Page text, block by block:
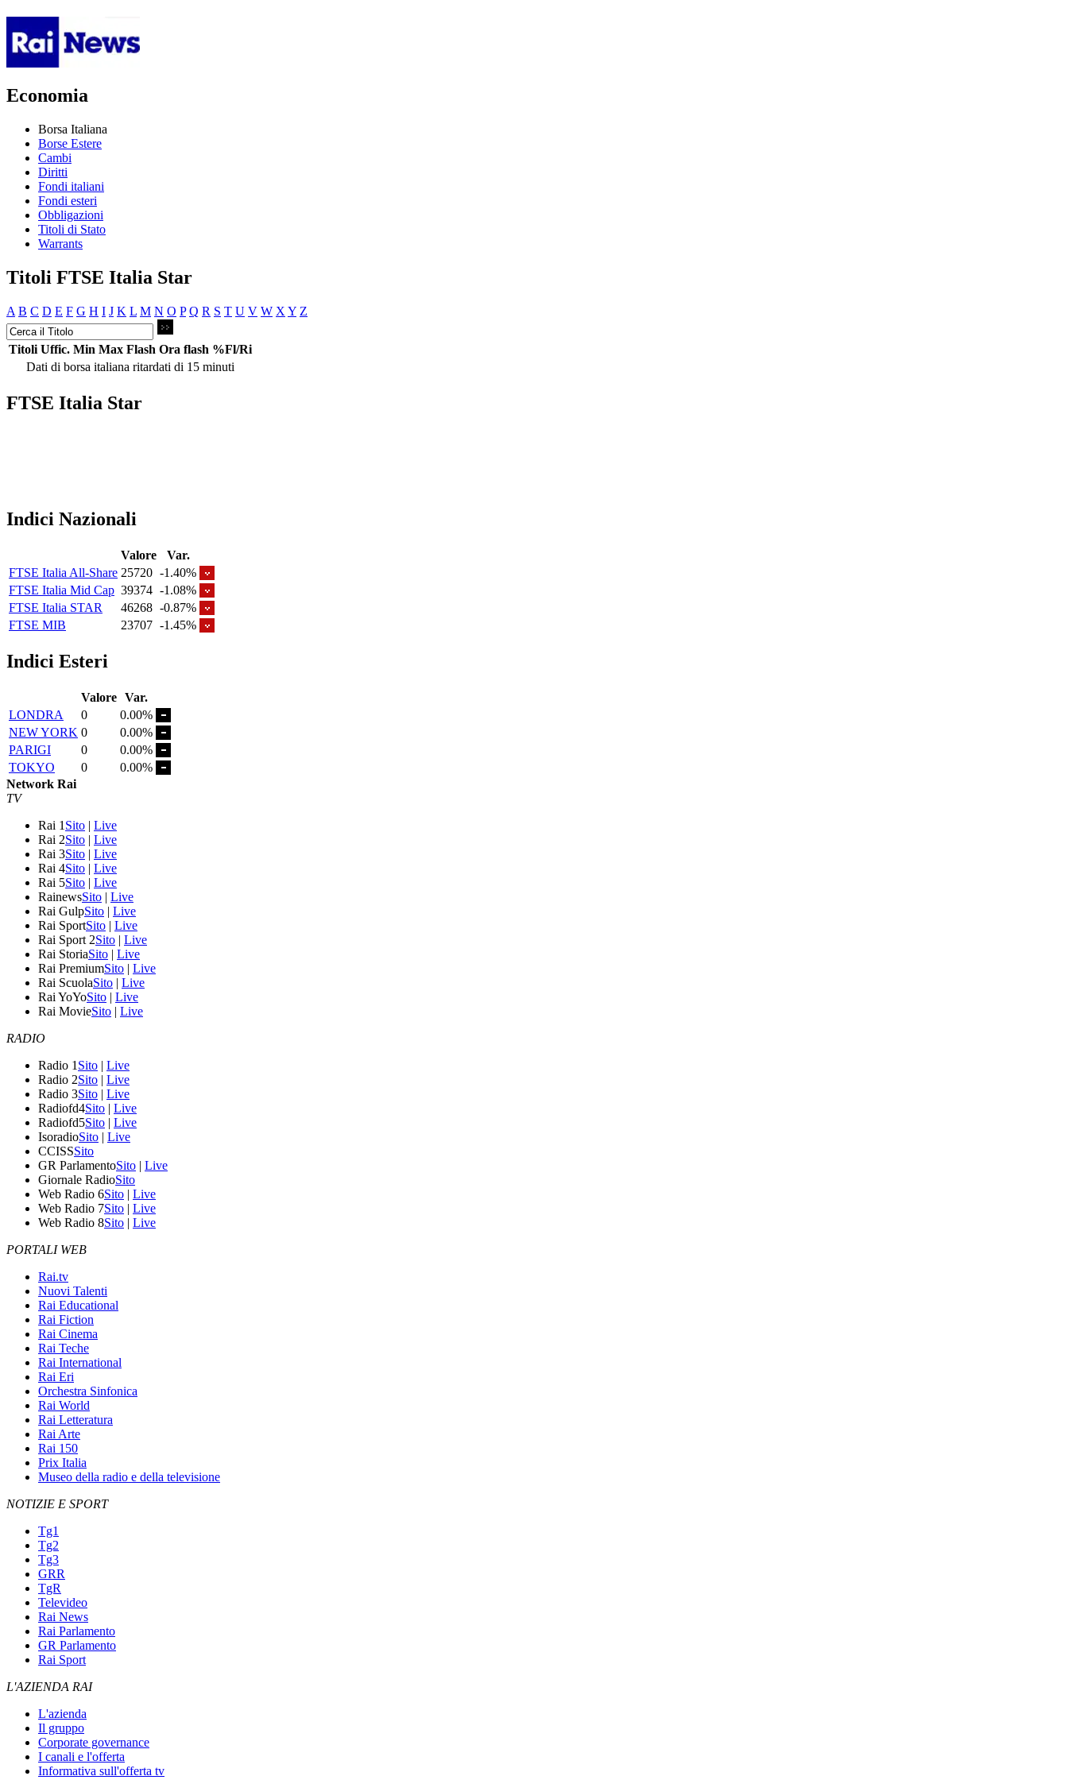
Economia
Borsa Italiana
Borse Estere
Cambi
Diritti
Fondi italiani
Fondi esteri
Obbligazioni
Titoli di Stato
Warrants
Titoli FTSE Italia Star
A B C D E F G H I J K L M N O P Q R S T U V W X Y Z
Titoli Uffic. Min Max Flash Ora flash %Fl/Ri
Dati di borsa italiana ritardati di 15 minuti
FTSE Italia Star
Indici Nazionali
Valore
Var.
FTSE Italia All-Share 25720 -1.40%
FTSE Italia Mid Cap 39374 -1.08%
FTSE Italia STAR
46268 -0.87%
FTSE MIB
23707 -1.45%
Indici Esteri
Valore Var.
LONDRA
0
0.00%
NEW YORK 0
0.00%
PARIGI
0
0.00%
TOKYO
0
0.00%
Network Rai
TV
Rai 1 Sito | Live
Rai 2Sito | Live
Rai 3Sito | Live
Rai 4Sito | Live
Rai 5Sito | Live
RainewsSito | Live
Rai GulpSito | Live
Rai SportSito | Live
Rai Sport 2Sito | Live
Rai StoriaSito | Live
Rai PremiumSito | Live
Rai ScuolaSito | Live
Rai YoYoSito | Live
Rai MovieSito | Live
RADIO
Radio 1 Sito | Live
Radio 2Sito | Live
Radio 3Sito | Live
Radiofd4Sito | Live
Radiofd5Sito | Live
IsoradioSito | Live
CCISSSito
GR ParlamentoSito | Live
Giornale RadioSito
Web Radio 6Sito | Live
Web Radio 7Sito | Live
Web Radio 8Sito | Live
PORTALI WEB
Rai.tv
Nuovi Talenti
Rai Educational
Rai Fiction
Rai Cinema
Rai Teche
Rai International
Rai Eri
Orchestra Sinfonica
Rai World
Rai Letteratura
Rai Arte
Rai 150
Prix Italia
Museo della radio e della televisione
NOTIZIE E SPORT
Tg1
Tg2
Tg3
GRR
TgR
Televideo
Rai News
Rai Parlamento
GR Parlamento
Rai Sport
L'AZIENDA RAI
L'azienda
Il gruppo
Corporate governance
I canali e l'offerta
Informativa sull'offerta tv